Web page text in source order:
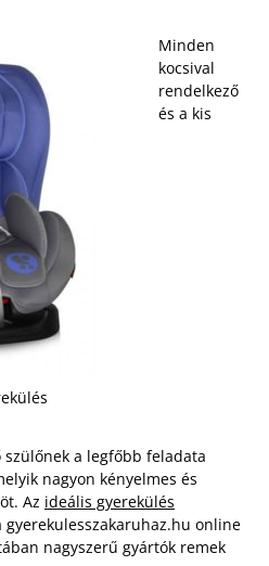
Minden
kocsival
rendelkező
és a kis
a legfőbb feladata
nagyon kényelmes és
Az ideális gyerekülés
gyerekulesszakaruhaz.hu online
nagyszerű gyártók remek